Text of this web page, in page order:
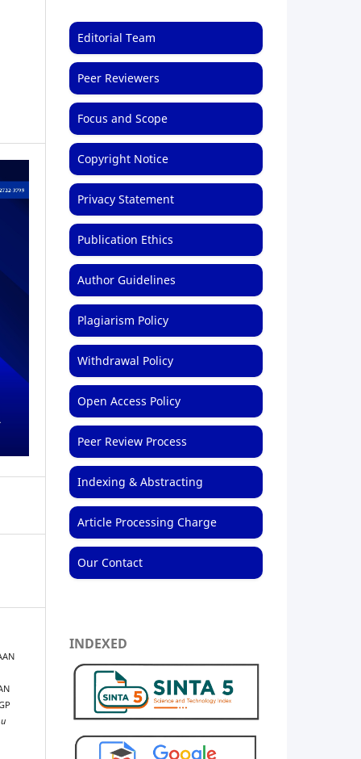
Editorial Team
Peer Reviewers
Focus and Scope
Copyright Notice
Privacy Statement
Publication Ethics
Author Guidelines
Plagiarism Policy
Withdrawal Policy
Open Access Policy
Peer Review Process
Indexing & Abstracting
Article Processing Charge
Our Contact
INDEXED